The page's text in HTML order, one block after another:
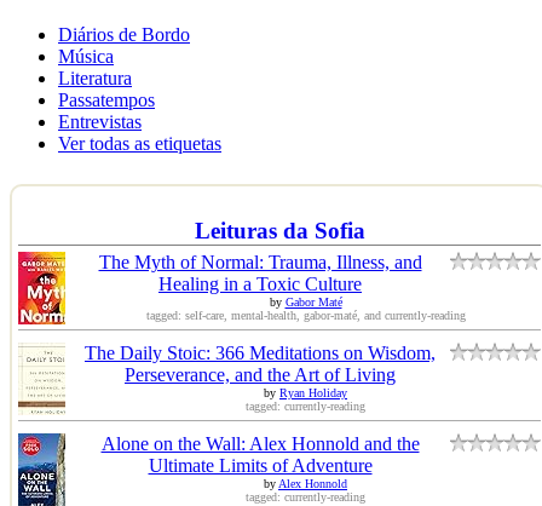
Diários de Bordo
Música
Literatura
Passatempos
Entrevistas
Ver todas as etiquetas
Leituras da Sofia
The Myth of Normal: Trauma, Illness, and
Healing in a Toxic Culture
by Gabor Maté
tagged: self-care, mental-health, gabor-maté, and currently-reading
The Daily Stoic: 366 Meditations on Wisdom,
Perseverance, and the Art of Living
by Ryan Holiday
tagged: currently-reading
Alone on the Wall: Alex Honnold and the
Ultimate Limits of Adventure
byAlex Honnold
tagged: currently-reading